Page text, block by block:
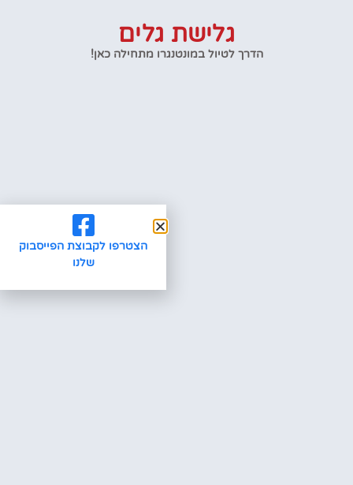
גלישת גלים
הדרך לטיול במונטנגרו מתחילה כאן!
הצטרפו לקבוצת הפייסבוק
שלנו